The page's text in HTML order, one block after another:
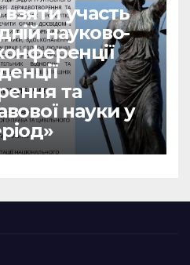
участь
науково-
та
науки у